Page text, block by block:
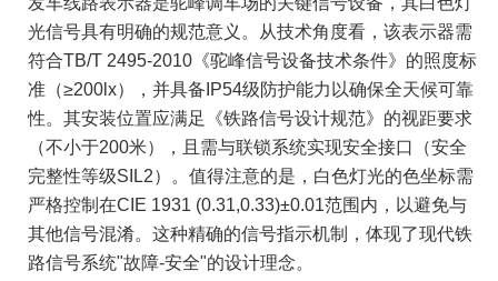
光信号具有明确的规范意义。从技术角度看，该表示器需
符合TB/T 2495-2010《驼峰信号设备技术条件》的照度标
准（≥200lx），并具备IP54级防护能力以确保全天候可靠
性。其安装位置应满足《铁路信号设计规范》的视距要求
（不小于200米），且需与联锁系统实现安全接口（安全
完整性等级SIL2）。值得注意的是，白色灯光的色坐标需
严格控制在CIE 1931 (0.31,0.33)±0.01范围内，以避免与
其他信号混淆。这种精确的信号指示机制，体现了现代铁
路信号系统"故障-安全"的设计理念。